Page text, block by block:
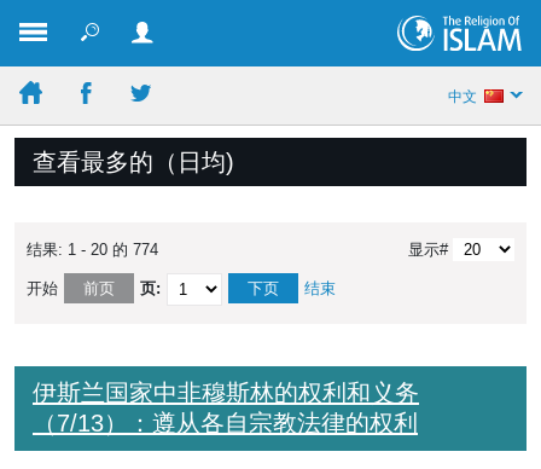
中文
查看最多的（日均)
结果: 1 - 20 的 774 显示#
开始 前页 页: 下页 结束
伊斯兰国家中非穆斯林的权利和义务
（7/13）：遵从各自宗教法律的权利